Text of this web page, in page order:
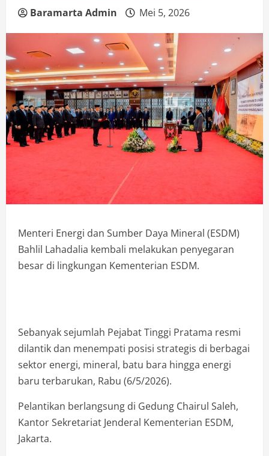
Baramarta Admin Mei 5, 2026
Menteri Energi dan Sumber Daya Mineral (ESDM)
Bahlil Lahadalia kembali melakukan penyegaran
besar di lingkungan Kementerian ESDM.
Sebanyak sejumlah Pejabat Tinggi Pratama resmi
dilantik dan menempati posisi strategis di berbagai
sektor energi, mineral, batu bara hingga energi
baru terbarukan, Rabu (6/5/2026).
Pelantikan berlangsung di Gedung Chairul Saleh,
Kantor Sekretariat Jenderal Kementerian ESDM,
Jakarta.